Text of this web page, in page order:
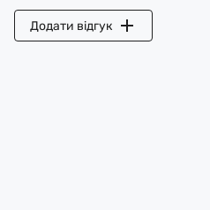
Додати відгук